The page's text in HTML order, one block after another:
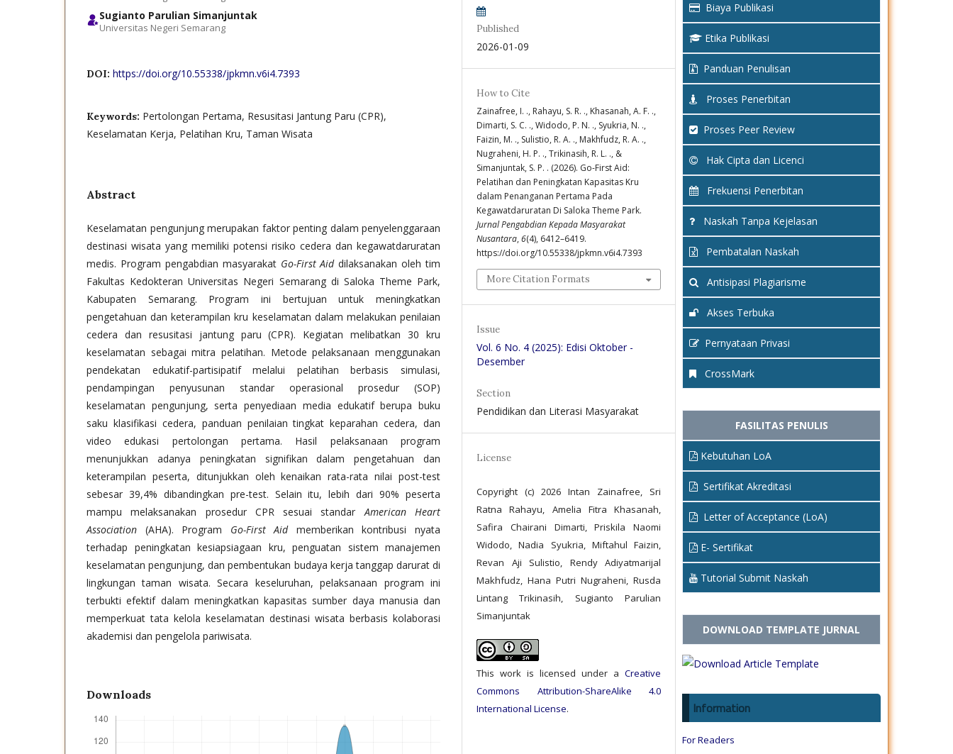
Sugianto Parulian Simanjuntak
Universitas Negeri Semarang
DOI: https://doi.org/10.55338/jpkmn.v6i4.7393
Keywords: Pertolongan Pertama, Resusitasi Jantung Paru (CPR),
Keselamatan Kerja, Pelatihan Kru, Taman Wisata
Abstract
Keselamatan pengunjung merupakan faktor penting dalam penyelenggaraan
destinasi wisata yang memiliki potensi risiko cedera dan kegawatdaruratan
medis. Program pengabdian masyarakat Go-First Aiddilaksanakan oleh tim
Fakultas Kedokteran Universitas Negeri Semarang di Saloka Theme Park,
Kabupaten Semarang. Program ini bertujuan untuk meningkatkan
pengetahuan dan keterampilan kru keselamatan dalam melakukan penilaian
cedera dan resusitasi jantung paru (CPR). Kegiatan melibatkan 30 kru
keselamatan sebagai mitra pelatihan. Metode pelaksanaan menggunakan
pendekatan edukatif-partisipatif melalui pelatihan berbasis simulasi,
pendampingan penyusunan standar operasional prosedur (SOP)
keselamatan pengunjung, serta penyediaan media edukatif berupa buku
saku klasifikasi cedera, panduan penilaian tingkat keparahan cedera, dan
video edukasi pertolongan pertama. Hasil pelaksanaan program
menunjukkan adanya peningkatan signifikan dalam pengetahuan dan
keterampilan peserta, ditunjukkan oleh kenaikan rata-rata nilai post-test
sebesar 39,4% dibandingkan pre-test. Selain itu, lebih dari 90% peserta
mampu melaksanakan prosedur CPR sesuai standarAmerican Heart
Association (AHA). Program Go-First Aidmemberikan kontribusi nyata
terhadap peningkatan kesiapsiagaan kru, penguatan sistem manajemen
keselamatan pengunjung, dan pembentukan budaya kerja tanggap darurat di
lingkungan taman wisata. Secara keseluruhan, pelaksanaan program ini
terbukti efektif dalam meningkatkan kapasitas sumber daya manusia dan
memperkuat tata kelola keselamatan destinasi wisata berbasis kolaborasi
akademisi dan pengelola pariwisata.
Downloads
Published
2026-01-09
How to Cite
Zainafree, I. ., Rahayu, S. R. ., Khasanah, A. F. .,
Dimarti, S. C. ., Widodo, P. N. ., Syukria, N. .,
Faizin, M. ., Sulistio, R. A. ., Makhfudz, R. A. .,
Nugraheni, H. P. ., Trikinasih, R. L. ., &
Simanjuntak, S. P. . (2026). Go-First Aid:
Pelatihan dan Peningkatan Kapasitas Kru
dalam Penanganan Pertama Pada
Kegawatdaruratan Di Saloka Theme Park.
Jurnal Pengabdian Kepada Masyarakat
Nusantara, 6(4), 6412–6419.
https://doi.org/10.55338/jpkmn.v6i4.7393
More Citation Formats
Issue
Vol. 6 No. 4 (2025): Edisi Oktober -
Desember
Section
Pendidikan dan Literasi Masyarakat
License
Copyright (c) 2026 Intan Zainafree, Sri
Ratna Rahayu, Amelia Fitra Khasanah,
Safira Chairani Dimarti, Priskila Naomi
Widodo, Nadia Syukria, Miftahul Faizin,
Revan Aji Sulistio, Rendy Adiyatmarijal
Makhfudz, Hana Putri Nugraheni, Rusda
Lintang Trikinasih, Sugianto Parulian
Simanjuntak
This work is licensed under a Creative
Commons Attribution-ShareAlike 4.0
International License.
Biaya Publikasi
Etika Publikasi
Panduan Penulisan
Proses Penerbitan
Proses Peer Review
Hak Cipta dan Licenci
Frekuensi Penerbitan
Naskah Tanpa Kejelasan
Pembatalan Naskah
Antisipasi Plagiarisme
Akses Terbuka
Pernyataan Privasi
CrossMark
FASILITAS PENULIS
Kebutuhan LoA
Sertifikat Akreditasi
Letter of Acceptance (LoA)
E- Sertifikat
Tutorial Submit Naskah
DOWNLOAD TEMPLATE JURNAL
Information
For Readers